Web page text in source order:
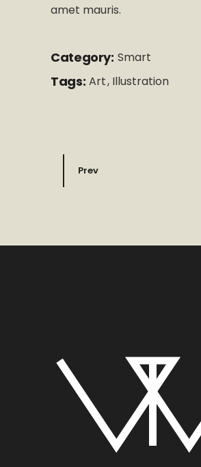
amet mauris.
Category: Smart
Tags: Art Illustration
Prev